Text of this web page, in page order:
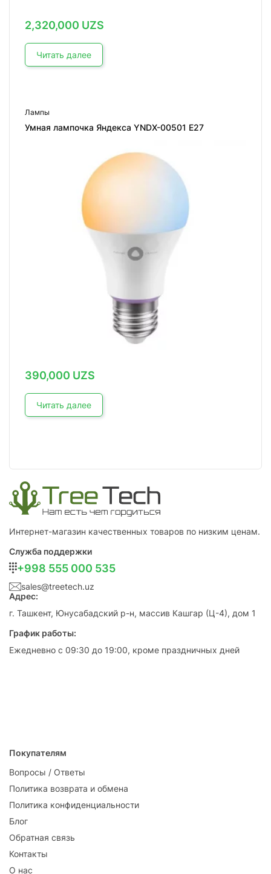
2,320,000 UZS
Читать далее
Лампы
Умная лампочка Яндекса YNDX-00501 E27
390,000 UZS
Читать далее
Интернет-магазин качественных товаров по низким ценам.
Служба поддержки
+998 555 000 535
sales@treetech.uz
Адрес:
г. Ташкент, Юнусабадский р-н, массив Кашгар (Ц-4), дом 1
График работы:
Ежедневно с 09:30 до 19:00, кроме праздничных дней
Покупателям
Вопросы / Ответы
Политика возврата и обмена
Политика конфиденциальности
Блог
Обратная связь
Контакты
О нас